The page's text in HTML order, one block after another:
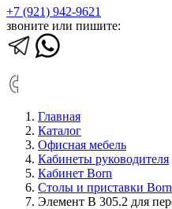
+7 (921) 942-9621
звоните или пишите:
Главная
Каталог
Офисная мебель
Кабинеты руководителя
Кабинет Born
Столы и приставки Born
Элемент B 305.2 для